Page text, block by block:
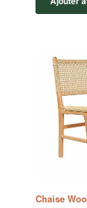
Chaise